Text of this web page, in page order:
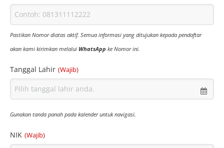
Pastikan Nomor diatas aktif. Semua informasi yang ditujukan kepada pendaftar
akan kami kirimkan melalui WhatsApp ke Nomor ini.
Tanggal Lahir (Wajib)
Gunakan tanda panah pada kalender untuk navigasi.
NIK (Wajib)